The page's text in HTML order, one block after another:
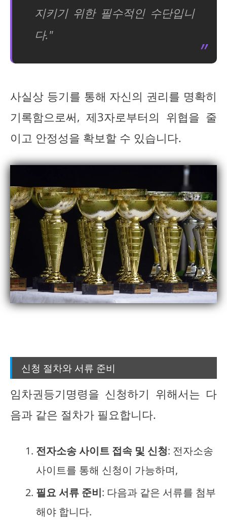
지키기 위한 필수적인 수단입니
다."
사실상 등기를 통해 자신의 권리를 명확히
기록함으로써, 제3자로부터의 위협을 줄
이고 안정성을 확보할 수 있습니다.
신청 절차와 서류 준비
임차권등기명령을 신청하기 위해서는 다
음과 같은 절차가 필요합니다.
전자소송 사이트 접속 및 신청: 전자소송
사이트를 통해 신청이 가능하며,
필요 서류 준비: 다음과 같은 서류를 첨부
해야 합니다.